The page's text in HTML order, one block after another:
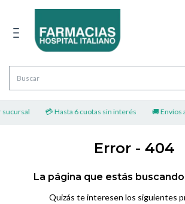
💳 Hasta 6 cuotas sin interés 🚚 Envíos
Error - 404
La página que estás
Quizás te interesen los siguientes